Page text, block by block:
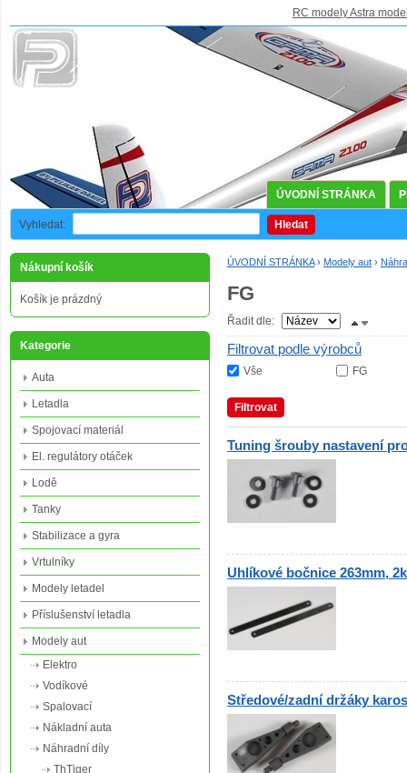
RC modely Astra
Vyhledat: Hledat
ÚVODNÍ STRÁNKA
ÚVODNÍ STRÁNKA › Modely aut ›
FG
Řadit dle:
Filtrovat podle výrobců
Vše FG
Filtrovat
Tuning šrouby nastavení
Uhlíkové bočnice 263mm,
Středové/zadní držáky
Nákupní košík
Košík je prázdný
Kategorie
Auta
Letadla
Spojovací materiál
El. regulátory otáček
Lodě
Tanky
Stabilizace a gyra
Vrtulníky
Modely letadel
Příslušenství letadla
Modely aut
Elektro
Vodíkové
Spalovací
Nákladní auta
Náhradní díly
ThTiger